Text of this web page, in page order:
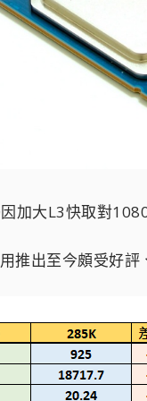
加大L3快取對
出至今頗受好